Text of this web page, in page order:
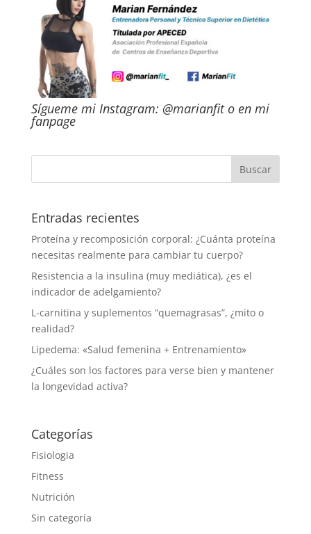
Sígueme mi Instagram: @marianfito en mi
fanpage
Entradas recientes
Proteína y recomposición corporal: ¿Cuánta proteína
necesitas realmente para cambiar tu cuerpo?
Resistencia a la insulina (muy mediática), ¿es el
indicador de adelgamiento?
L-carnitina y suplementos “quemagrasas”, ¿mito o
realidad?
Lipedema: «Salud femenina + Entrenamiento»
¿Cuáles son los factores para verse bien y mantener
la longevidad activa?
Categorías
Fisiologia
Fitness
Nutrición
Sin categoría